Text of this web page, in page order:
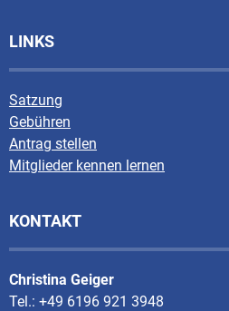
LINKS
Satzung
Gebühren
Antrag stellen
Mitglieder kennen lernen
KONTAKT
Christina Geiger
Tel.: +49 6196 921 3948